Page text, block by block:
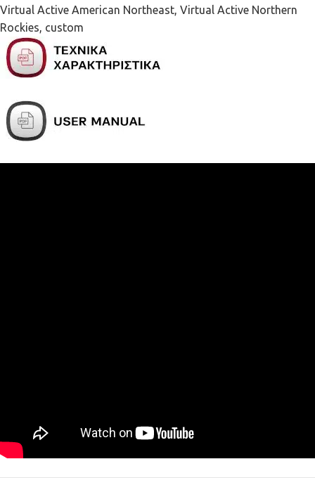
Virtual Active American Northeast, Virtual Active Northern
Rockies, custom